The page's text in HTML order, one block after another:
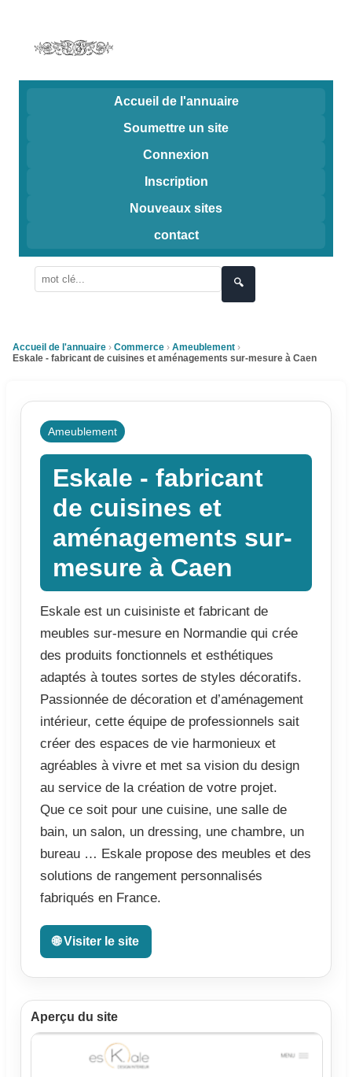
Accueil de l'annuaire
Soumettre un site
Connexion
Inscription
Nouveaux sites
contact
🔍
Accueil de l'annuaire Commerce
Ameublement
Eskale - fabricant de cuisines et aménagements sur-mesure à Caen
Ameublement
Eskale - fabricant
de cuisines et
aménagements sur-
mesure à Caen
Eskale est un cuisiniste et fabricant de
meubles sur-mesure en Normandie qui crée
des produits fonctionnels et esthétiques
adaptés à toutes sortes de styles décoratifs.
Passionnée de décoration et d’aménagement
intérieur, cette équipe de professionnels sait
créer des espaces de vie harmonieux et
agréables à vivre et met sa vision du design
au service de la création de votre projet.
Que ce soit pour une cuisine, une salle de
bain, un salon, un dressing, une chambre, un
bureau … Eskale propose des meubles et des
solutions de rangement personnalisés
fabriqués en France.
🌐 Visiter le site
Aperçu du site